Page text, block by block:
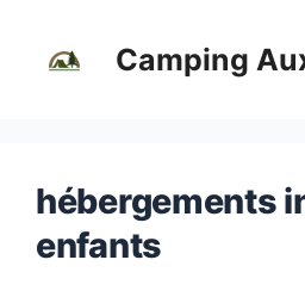
Camping
hébergements
enfants